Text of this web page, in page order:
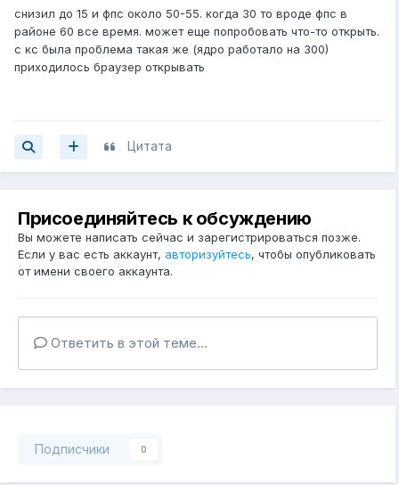
снизил до 15 и фпс около 50-55. когда 30 то вроде фпс в
районе 60 все время. может еще попробовать что-то открыть.
с кс была проблема такая же (ядро работало на 300)
приходилось браузер открывать
Цитата
Присоединяйтесь к обсуждению
Вы можете написать сейчас и зарегистрироваться позже.
Если у вас есть аккаунт, авторизуйтесь, чтобы опубликовать
от имени своего аккаунта.
Ответить в этой теме...
Подписчики 0